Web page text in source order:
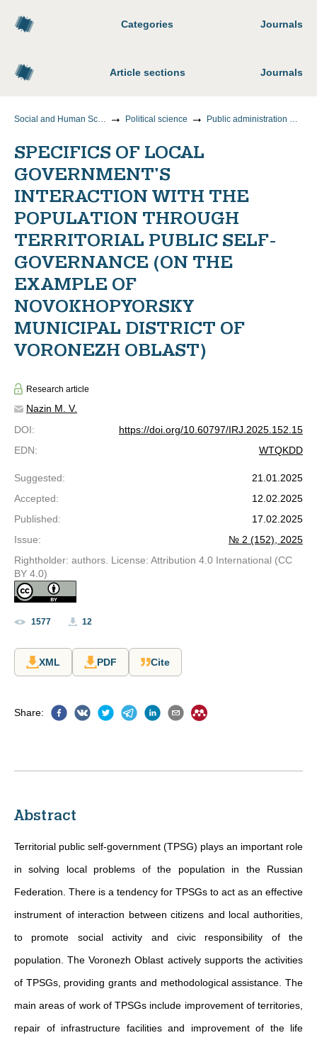
Categories Journals
Article sections Journals
Social and Human Sciences Political science Public administration and sectoral policies
SPECIFICS OF LOCAL
GOVERNMENT'S
INTERACTION WITH THE
POPULATION THROUGH
TERRITORIAL PUBLIC SELF-
GOVERNANCE (ON THE
EXAMPLE OF
NOVOKHOPYORSKY
MUNICIPAL DISTRICT OF
VORONEZH OBLAST)
Research article
Nazin M. V.
DOI:
https://doi.org/10.60797/IRJ.2025.152.15
EDN: WTQKDD
Suggested:
21.01.2025
Accepted:
12.02.2025
Published:
17.02.2025
Issue:
№ 2 (152), 2025
Rightholder: authors. License: Attribution 4.0 International (CC
BY 4.0)
1577 12
XML PDF Cite
Share:
Abstract
Territorial public self-government (TPSG) plays an important role
in solving local problems of the population in the Russian
Federation. There is a tendency for TPSGs to act as an effective
instrument of interaction between citizens and local authorities,
to promote social activity and civic responsibility of the
population. The Voronezh Oblast actively supports the activities
of TPSGs, providing grants and methodological assistance. The
main areas of work of TPSGs include improvement of territories,
repair of infrastructure facilities and improvement of the life